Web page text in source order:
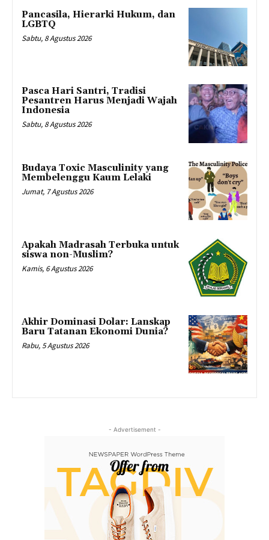
Pancasila, Hierarki Hukum, dan
LGBTQ
Sabtu, 8 Agustus 2026
Pasca Hari Santri, Tradisi
Pesantren Harus Menjadi Wajah
Indonesia
Sabtu, 8 Agustus 2026
Budaya Toxic Masculinity yang
Membelenggu Kaum Lelaki
Jumat, 7 Agustus 2026
Apakah Madrasah Terbuka untuk
siswa non-Muslim?
Kamis, 6 Agustus 2026
Akhir Dominasi Dolar: Lanskap
Baru Tatanan Ekonomi Dunia?
Rabu, 5 Agustus 2026
- Advertisement -